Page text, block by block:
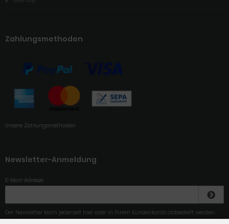
Zahlungsmethoden
Unsere Zahlungsmethoden
Newsletter-Anmeldung
E-Mail-Adresse:
Der Newsletter kann jederzeit hier oder in Ihrem Kundenkonto abbestellt werden.